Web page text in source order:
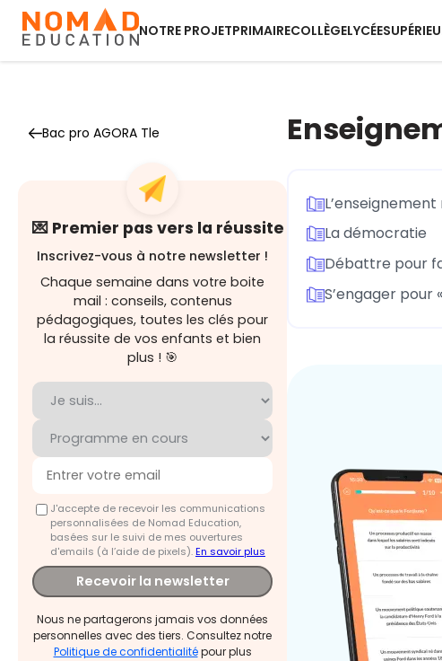
NOTRE PROJETPRIMAIRECOLLÈGELYCÉE
Bac pro AGORA Tle
💌 Premier pas vers la réussite
Inscrivez-vous à notre newsletter !
Chaque semaine dans votre boite
mail : conseils, contenus
pédagogiques, toutes les clés pour
la réussite de vos enfants et bien
plus ! 🎯
J'accepte de recevoir les communications
personnalisées de Nomad Education,
basées sur le suivi de mes ouvertures
d'emails (à l’aide de pixels).En savoir plus
Recevoir la newsletter
Nous ne partagerons jamais vos données
personnelles avec des tiers. Consultez notre
Politique de confidentialitépour plus
La démocratie
Débattre pour
S’engager pour